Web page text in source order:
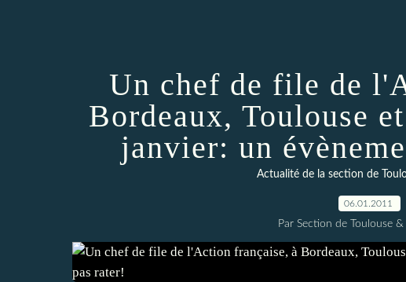
Un chef de file de
Bordeaux, Toulouse
janvier: un
Actualité de la section de
06.01.2011
Par Section de Toulouse